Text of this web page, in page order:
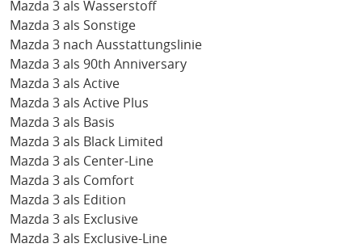
Mazda 3 als Wasserstoff
Mazda 3 als Sonstige
Mazda 3 nach Ausstattungslinie
Mazda 3 als 90th Anniversary
Mazda 3 als Active
Mazda 3 als Active Plus
Mazda 3 als Basis
Mazda 3 als Black Limited
Mazda 3 als Center-Line
Mazda 3 als Comfort
Mazda 3 als Edition
Mazda 3 als Exclusive
Mazda 3 als Exclusive-Line